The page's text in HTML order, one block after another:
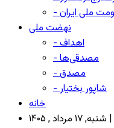
ملی ایران
نهضت ملی
- اهداف
- مصدقی‌ها
- مصدق
- شاپور بختیار
خانه
شنبه, ۱۷ مرداد , ۱۴۰۵ |